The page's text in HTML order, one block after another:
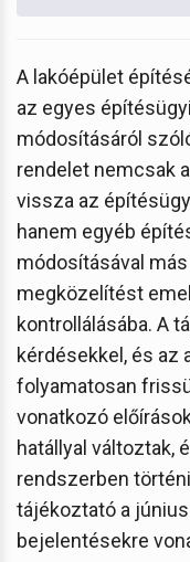
A lakóépület
az egyes
módosításáról
rendelet nemcsak
vissza az
hanem egyéb
módosításával
megközelítést
kontrollálásába. A
kérdésekkel, és az
folyamatosan
vonatkozó
hatállyal változtak,
rendszerben
tájékoztató a
bejelentésekre